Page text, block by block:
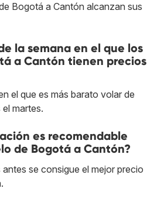
Bogotá a Cantón alcanzan sus
la semana en el que los
a Cantón tienen precios
el que es más barato volar de
martes.
es recomendable
de Bogotá a Cantón?
se consigue el mejor precio